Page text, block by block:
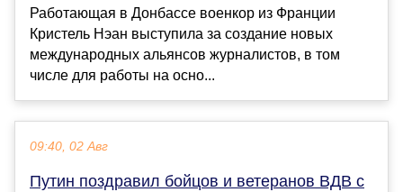
Работающая в Донбассе военкор из Франции
Кристель Нэан выступила за создание новых
международных альянсов журналистов, в том
числе для работы на осно...
09:40, 02 Авг
Путин поздравил бойцов и ветеранов ВДВ с